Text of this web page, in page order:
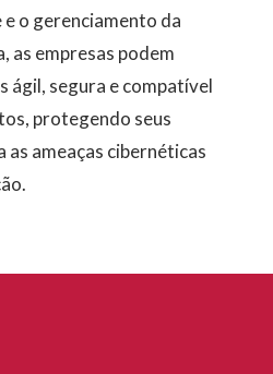
o gerenciamento da
as empresas podem
ágil, segura e compatível
protegendo seus
ameaças cibernéticas